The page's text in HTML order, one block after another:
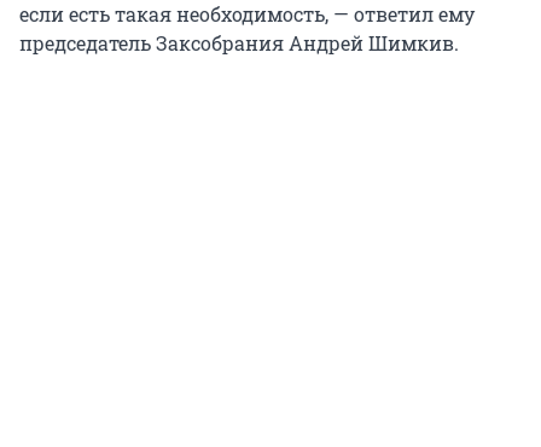
если есть такая необходимость, — ответил ему
председатель Заксобрания Андрей Шимкив.